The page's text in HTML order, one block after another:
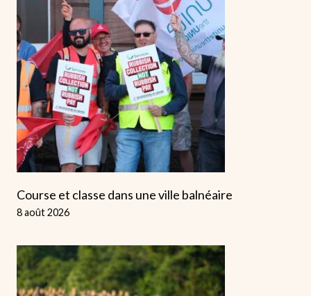
Course et classe dans une ville balnéaire
8 août 2026